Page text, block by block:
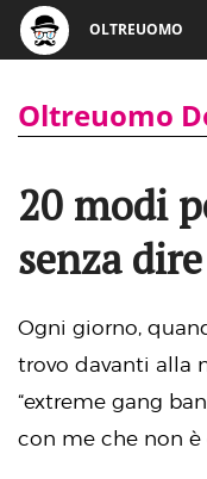
OLTREUOMO
Oltreuomo
20 modi
senza
Ogni giorno,
trovo davanti alla
“extreme gang
con me che non è